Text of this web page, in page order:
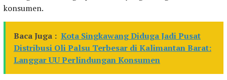
konsumen.
Baca Juga : Kota Singkawang Diduga Jadi Pusat
Distribusi Oli Palsu Terbesar di Kalimantan Barat:
Langgar UU Perlindungan Konsumen